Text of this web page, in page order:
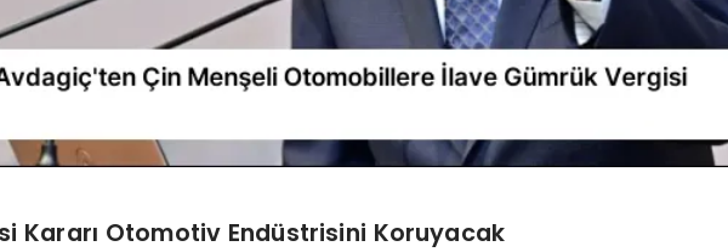
Kararı Otomotiv Endüstrisini Koruyacak